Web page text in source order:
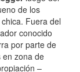
de los
Fuera del
conocido
por parte de
en zona de
–